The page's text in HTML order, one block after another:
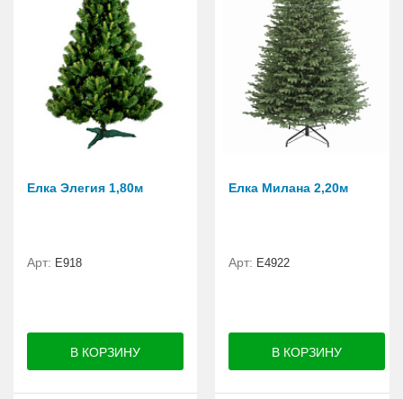
Елка Элегия 1,80м
Арт: E918
Елка Милана 2,20м
Арт: Е4922